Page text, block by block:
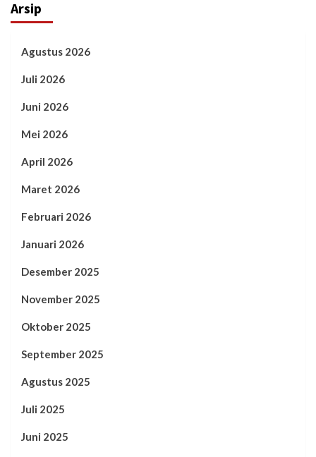
Arsip
Agustus 2026
Juli 2026
Juni 2026
Mei 2026
April 2026
Maret 2026
Februari 2026
Januari 2026
Desember 2025
November 2025
Oktober 2025
September 2025
Agustus 2025
Juli 2025
Juni 2025